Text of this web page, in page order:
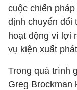
cuộc chiến
định chuyển đổi
hoạt động vì lợi
vụ kiện xuất
Trong quá trình
Greg Brockman